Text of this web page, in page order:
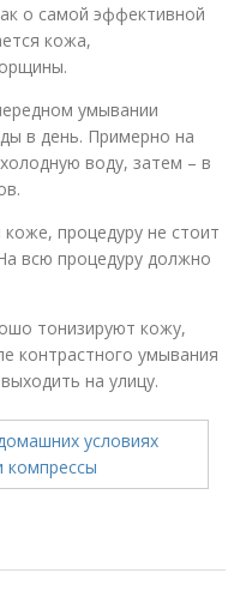
о самой эффективной
кожа,
умывании
в день. Примерно на
воду, затем – в
процедуру не стоит
всю процедуру должно
тонизируют кожу,
контрастного умывания
на улицу.